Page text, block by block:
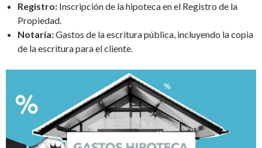
Registro: Inscripción de la hipoteca en el Registro de la
Propiedad.
Notaría:Gastos de la escritura pública, incluyendo la copia
de la escritura para el cliente.